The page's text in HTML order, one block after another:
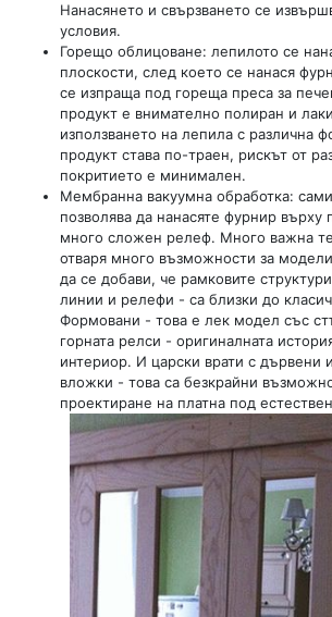
Нанасянето и свързването се
условия.
Горещо облицоване: лепилото се
плоскости, след което се нанася
се изпраща под гореща преса за
продукт е внимателно полиран и
използването на лепила с различна
продукт става по-траен, рискът от
покритието е минимален.
Мембранна вакуумна обработка:
позволява да нанасяте фурнир върху
много сложен релеф. Много важна
отваря много възможности за
да се добави, че рамковите
линии и релефи - са близки до
Формовани - това е лек модел със
горната релси - оригиналната
интериор. И царски врати с дървени
вложки - това са безкрайни
проектиране на платна под